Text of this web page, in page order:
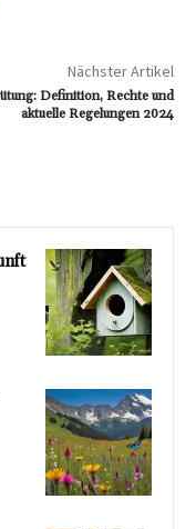
Nächster Artikel
Definition, Rechte und
aktuelle Regelungen 2024